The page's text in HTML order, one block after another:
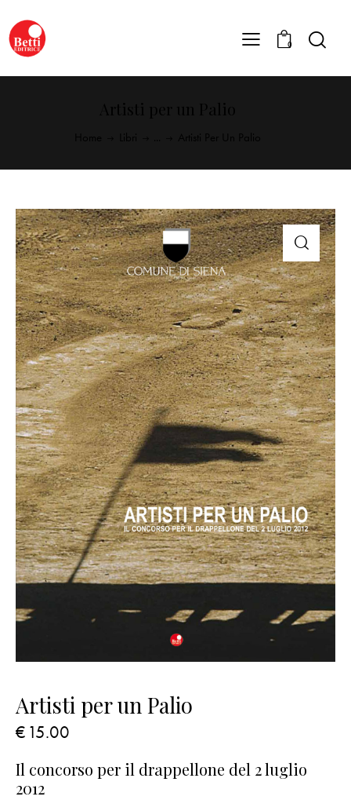
0
Artisti per un Palio
€ 15.00
Il concorso per il drappellone del 2 luglio
2012